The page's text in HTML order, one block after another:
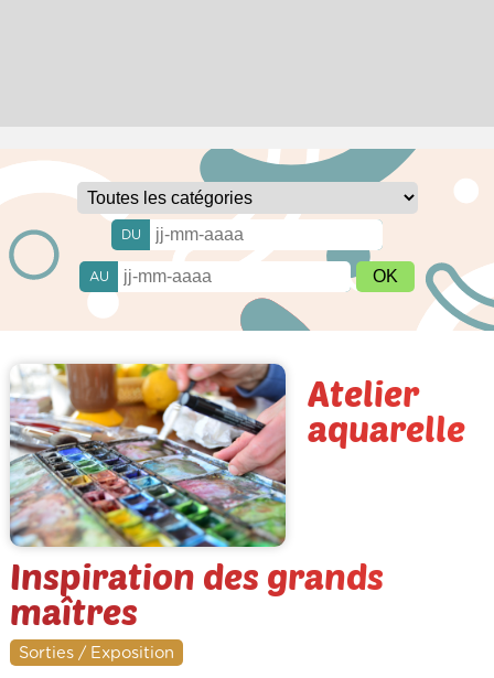
DU
AU
Atelier
aquarelle
Inspiration des grands
maîtres
Sorties / Exposition